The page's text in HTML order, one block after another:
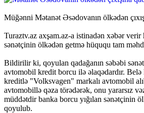
Müğənni Mətanət Əsədovanın ölkədən
Turaztv.az axşam.az-a istinadən xəbər
sənətçinin ölkədən getmə hüququ tam
Bildirilir ki, qoyulan qadağanın səbəbi
avtomobil kredit borcu ilə əlaqədardır.
kreditlə "Volksvagen" markalı avtomobil
avtomobillə qəza törədərək, onu yararsız
müddətdir banka borcu yığılan sənətçinin
qoyulub.